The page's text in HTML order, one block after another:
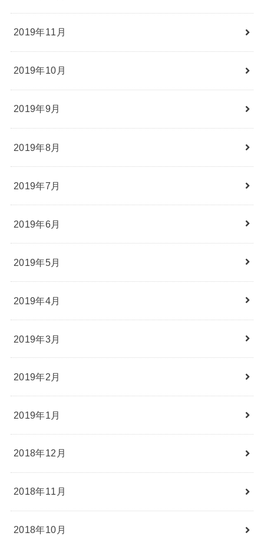
2019年11月
2019年10月
2019年9月
2019年8月
2019年7月
2019年6月
2019年5月
2019年4月
2019年3月
2019年2月
2019年1月
2018年12月
2018年11月
2018年10月